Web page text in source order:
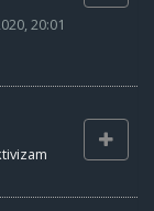
20:01